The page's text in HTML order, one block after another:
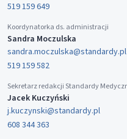
519 159 649
Koordynatorka ds. administracji
Sandra Moczulska
sandra.moczulska@standardy.pl
519 159 582
Sekretarz redakcji Standardy
Jacek Kuczyński
j.kuczynski@standardy.pl
608 344 363